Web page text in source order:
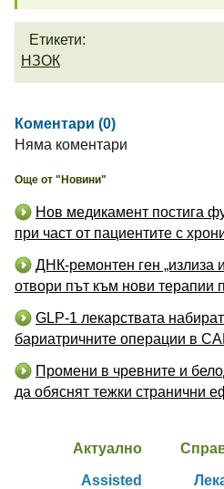
Етикети:
НЗОК
Коментари (0)
Няма коментари
Още от "Новини"
Нов медикамент постига
при част от пациентите с
ДНК-ремонтен ген „излиза
отвори път към нови терапии
GLP-1 лекарствата набират
бариатричните операции в
Промени в чревните и
да обяснят тежки странични
Актуално
Assisted